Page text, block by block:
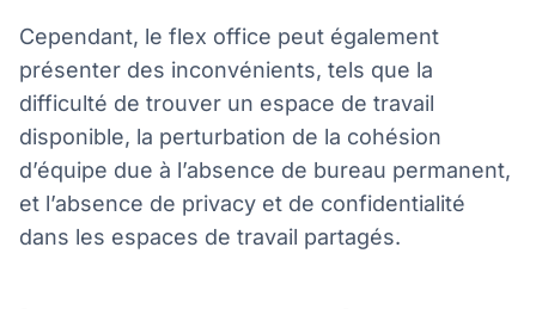
Cependant, le flex office peut également
présenter des inconvénients, tels que la
difficulté de trouver un espace de travail
disponible, la perturbation de la cohésion
d’équipe due à l’absence de bureau permanent,
et l’absence de privacy et de confidentialité
dans les espaces de travail partagés.